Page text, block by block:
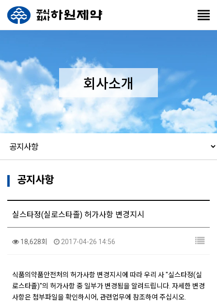
회사소개
공지사항
실스타정(실로스타졸) 허가사항 변경지시
18,628회 2017-04-26 14:56
식품의약품안전처의 허가사항 변경지시에 따라 우리 사 "실스타정(실
로스타졸)"의 허가사항 중 일부가 변경됨을 알려드립니다. 자세한 변경
사항은 첨부파일을 확인하시어, 관련업무에 참조하여 주십시오.